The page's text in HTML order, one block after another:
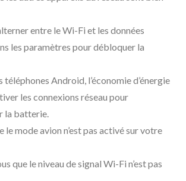
entre le Wi-Fi et les données
les paramètres pour débloquer la
téléphones Android, l’économie d’énergie
les connexions réseau pour
la batterie.
le mode avion n’est pas activé sur votre
que le niveau de signal Wi-Fi n’est pas